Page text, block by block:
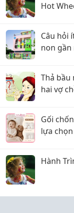
Hot
Câu hỏi
non gần
Thả bầu
hai vợ
Gối
lựa
Hành